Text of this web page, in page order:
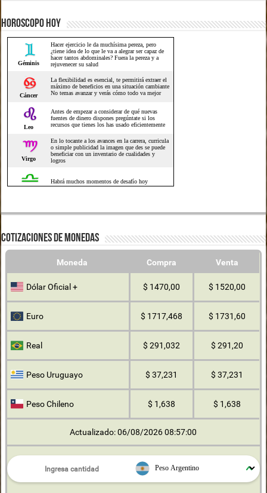
HOROSCOPO HOY
COTIZACIONES DE MONEDAS
Moneda Compra Venta
Dólar Oficial + $ 1470,00 $ 1520,00
Euro $ 1717,468 $ 1731,60
Real $ 291,032 $ 291,20
Peso Uruguayo $ 37,231 $ 37,231
Peso Chileno $ 1,638 $ 1,638
Actualizado: 06/08/2026 08:57:00